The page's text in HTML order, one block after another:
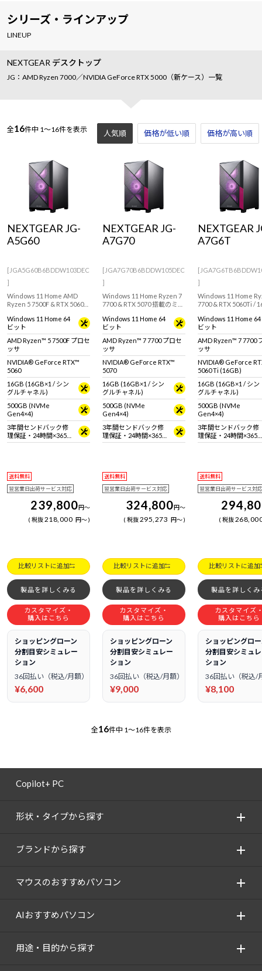
シリーズ・ラインアップ
LINEUP
NEXTGEAR デスクトップ
JG：AMD Ryzen 7000／NVIDIA GeForce RTX 5000（新ケース）一覧
全16件中 1～16件を表示 人気順 価格が低い順 価格が高い順
NEXTGEAR JG-
A5G60
[JGA5G60B6BDDW103DEC
]
Windows 11 Home AMD
Ryzen 5 7500F & RTX 5060
ミニタワー型ゲーミングデ
スクトップPC。
『Minecraft: Java &
Bedrock Edition for PC』付
属。※モニタ・マウス・キ
ーボードは別売りです。
Windows 11 Home 64
ビット
AMD Ryzen™ 5 7500F プロセ
ッサ
NVIDIA® GeForce RTX™
5060
16GB (16GB×1 / シン
グルチャネル)
500GB (NVMe
Gen4×4)
3年間センドバック修
理保証・24時間×365
日電話サポート
送料無料
翌営業日出荷サービス対応
239,800円～
税抜218,000 円～
比較リストに追加
製品を詳しくみる
カスタマイズ・
購入はこちら
ショッピングローン
分割目安シミュレー
ション
36回払い（税込/月額）
¥6,600
NEXTGEAR JG-
A7G70
[JGA7G70B6BDDW105DEC
]
Windows 11 Home Ryzen 7
7700 & RTX 5070 搭載のミニ
トップPC。『Minecraft:
Java & Bedrock Edition for
PC』付属。
Windows 11 Home 64
ビット
AMD Ryzen™ 7 7700 プロセ
ッサ
NVIDIA® GeForce RTX™
5070
16GB (16GB×1 / シン
グルチャネル)
500GB (NVMe
Gen4×4)
3年間センドバック修
理保証・24時間×365
日電話サポート
送料無料
翌営業日出荷サービス対応
324,800円～
税抜295,273 円～
比較リストに追加
製品を詳しくみる
カスタマイズ・
購入はこちら
ショッピングローン
分割目安シミュレー
ション
36回払い（税込/月額）
¥9,000
NEXTGEAR
A7G6T
]
Windows 11 Home
7700 & RTX 5060Ti /
ングデスクトップPC
『Minecraft: Java &
Bedrock Edition for
属。※モニタ・マウ
ーボードは別売りで
Windows 11 Home 64
ビット
AMD Ryzen™ 7 7700
ッサ
NVIDIA® GeForce
5060 Ti (16GB)
16GB (16GB×1 / シン
グルチャネル)
500GB (NVMe
Gen4×4)
3年間センドバック修
理保証・24時間×365
日電話サポート
送料無料
翌営業日出荷サービス対応
税抜
比較リストに追加
製品を詳しくみ
カスタマイズ
購入はこちら
ショッピングロ
分割目安シミュ
ション
36回払い（税込/
¥8,100
全16件中 1～16件を表示
Copilot+ PC
形状・タイプから探す
ブランドから探す
マウスのおすすめパソコン
AIおすすめパソコン
用途・目的から探す